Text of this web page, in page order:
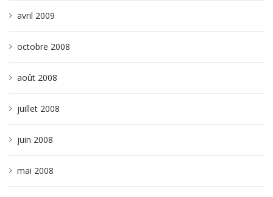
avril 2009
octobre 2008
août 2008
juillet 2008
juin 2008
mai 2008